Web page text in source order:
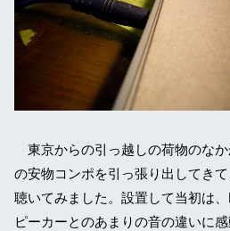
東京からの引っ越しの荷物のな
の安物コンポを引っ張り出してき
聴いてみました。設置して当初は
ピーカーとのあまりの音の違いに